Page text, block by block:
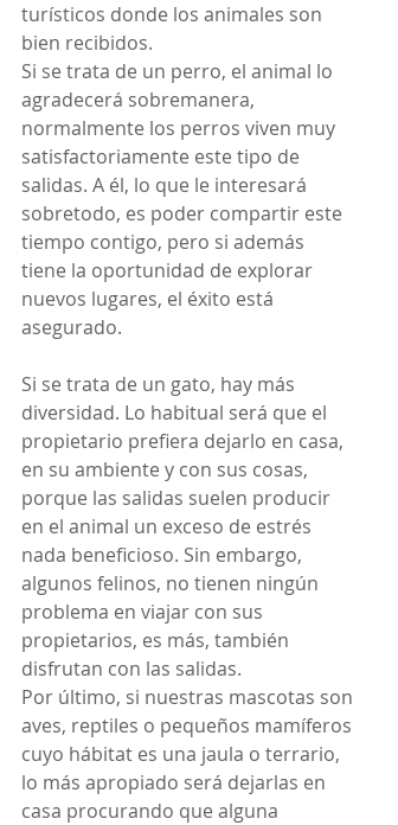
turísticos donde los animales son
bien recibidos.
Si se trata de un perro, el animal lo
agradecerá sobremanera,
normalmente los perros viven muy
satisfactoriamente este tipo de
salidas. A él, lo que le interesará
sobretodo, es poder compartir este
tiempo contigo, pero si además
tiene la oportunidad de explorar
nuevos lugares, el éxito está
asegurado.
Si se trata de un gato, hay más
diversidad. Lo habitual será que el
propietario prefiera dejarlo en casa,
en su ambiente y con sus cosas,
porque las salidas suelen producir
en el animal un exceso de estrés
nada beneficioso. Sin embargo,
algunos felinos, no tienen ningún
problema en viajar con sus
propietarios, es más, también
disfrutan con las salidas.
Por último, si nuestras mascotas son
aves, reptiles o pequeños mamíferos
cuyo hábitat es una jaula o terrario,
lo más apropiado será dejarlas en
casa procurando que alguna